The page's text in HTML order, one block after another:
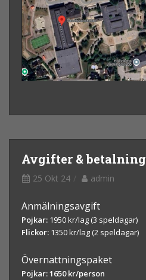
Avgifter & betalning
25 Okt 24 admin
Anmälningsavgift
Pojkar: 1950 kr/lag (3 speldagar)
Flickor: 1350 kr/lag (2 speldagar)
Övernattningspaket
Pojkar: 1650 kr/person